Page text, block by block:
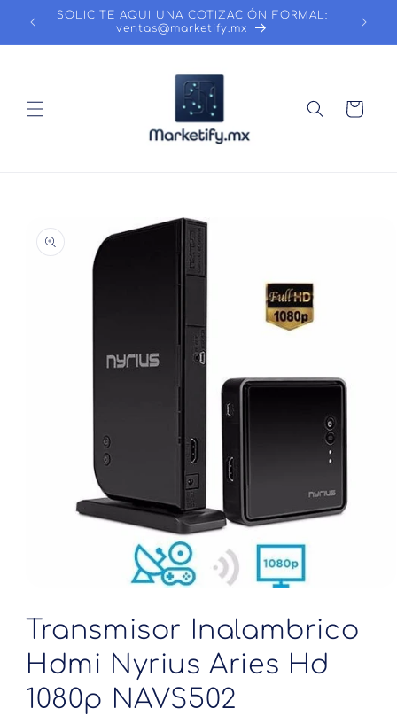
directamenteSOLICITE AQUI UNA COTIZACIÓN FORMAL:
ventas@marketify.mx
Carrito
información
del producto
multimedia
una
ventana
modal
Transmisor Inalambrico
Hdmi Nyrius Aries Hd
1080p NAVS502